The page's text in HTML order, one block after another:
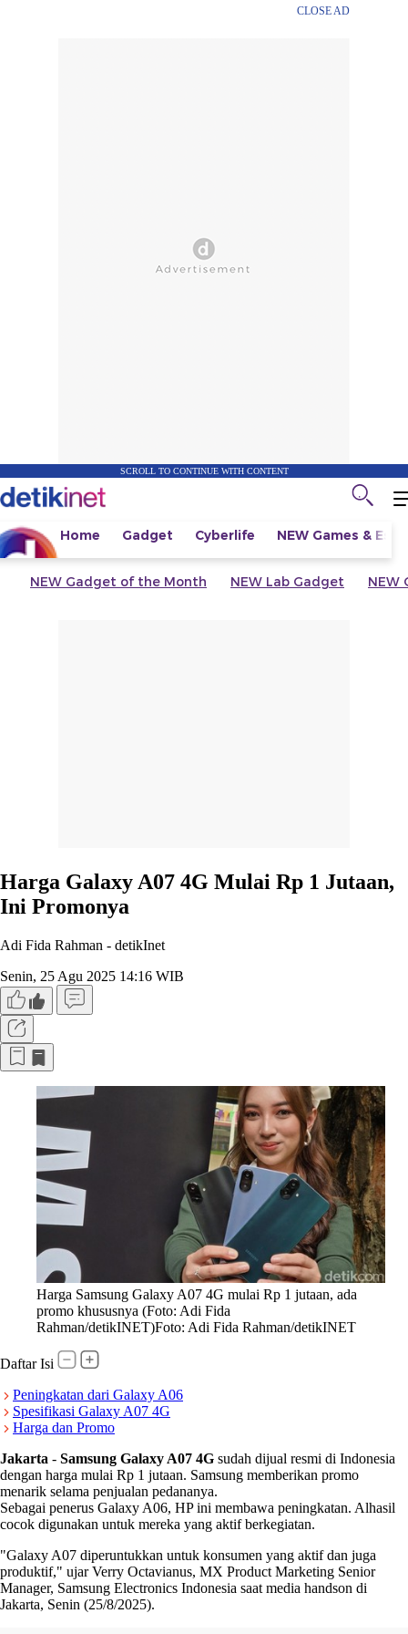
CLOSE AD
SCROLL TO CONTINUE WITH CONTENT
Home Gadget Cyberlife NEW Games &
NEW Gadget of the Month NEW Lab Gadget NEW
Harga Galaxy A07 4G Mulai Rp 1 Jutaan,
Ini Promonya
Adi Fida Rahman - detikInet
Senin, 25 Agu 2025 14:16 WIB
Harga Samsung Galaxy A07 4G mulai Rp 1 jutaan, ada
promo khususnya (Foto: Adi Fida
Rahman/detikINET)Foto: Adi Fida Rahman/detikINET
Daftar Isi
Peningkatan dari Galaxy A06
Spesifikasi Galaxy A07 4G
Harga dan Promo
Jakarta - Samsung Galaxy A07 4G sudah dijual resmi di Indonesia
dengan harga mulai Rp 1 jutaan. Samsung memberikan promo
menarik selama penjualan pedananya.
Sebagai penerus Galaxy A06, HP ini membawa peningkatan. Alhasil
cocok digunakan untuk mereka yang aktif berkegiatan.
"Galaxy A07 diperuntukkan untuk konsumen yang aktif dan juga
produktif," ujar Verry Octavianus, MX Product Marketing Senior
Manager, Samsung Electronics Indonesia saat media handson di
Jakarta, Senin (25/8/2025).